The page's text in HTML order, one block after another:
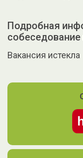
Подробная
Вакансия истекла